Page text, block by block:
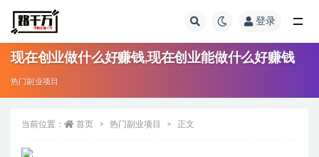
登录
现在创业做什么好赚钱,现在创业能做什么好赚钱
热门副业项目
当前位置： 首页 热门副业项目 正文